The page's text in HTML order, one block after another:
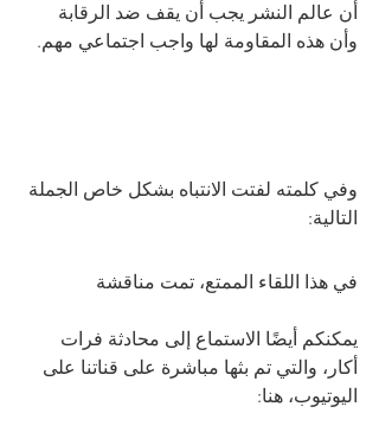
أن عالم النشر يجب أن يقف ضد الرقابة
وأن هذه المقاومة لها واجب اجتماعي مهم.
وفي كلمته لفتت الانتباه بشكل خاص الجملة
التالية:
في هذا اللقاء الممتع، تمت مناقشة
يمكنكم أيضًا الاستماع إلى محادثة فرات
أكار، والتي تم بثها مباشرة على قناتنا على
اليوتيوب، هنا: